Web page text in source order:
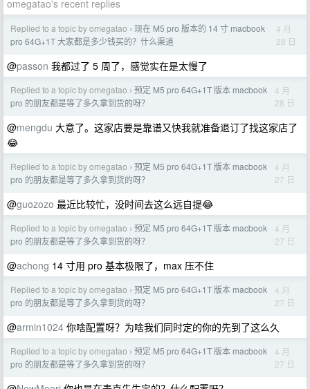
omegatao's recent replies
Replied to a topic by omegatao › 现在 M5 pro 版本的 14 寸 macbook
pro 64G+1T 大家都是多少钱买的？什么渠道
4 月
28 日
@passon 我都过了 5 周了，感觉实在是太慢了
Replied to a topic by omegatao › 预定 M5 pro 64G+1T 版本 macbook
pro 的朋友都是等了多久拿到货的呀？
4 月
28 日
@mengdu 大意了。这家店要是靠谱又快我就准备退订了找这家店了
😂
Replied to a topic by omegatao › 预定 M5 pro 64G+1T 版本 macbook
pro 的朋友都是等了多久拿到货的呀？
4 月
27 日
@guozozo 最近比较忙，没时间去这么远自提😂
Replied to a topic by omegatao › 预定 M5 pro 64G+1T 版本 macbook
pro 的朋友都是等了多久拿到货的呀？
4 月
27 日
@achong 14 寸用 pro 基本极限了，max 压不住
Replied to a topic by omegatao › 预定 M5 pro 64G+1T 版本 macbook
pro 的朋友都是等了多久拿到货的呀？
4 月
27 日
@armin1024 你啥配置呀？为啥我们同时定的你的先到了这么久
Replied to a topic by omegatao › 预定 M5 pro 64G+1T 版本 macbook
pro 的朋友都是等了多久拿到货的呀？
4 月
27 日